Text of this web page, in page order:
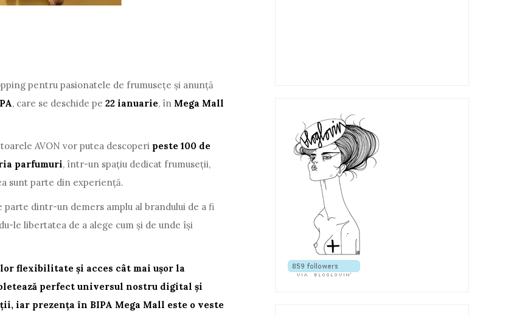
pentru pasionatele de frumusețe și anunță
, care se deschide pe22 ianuarie, în Mega Mall
AVON vor putea descoperi peste 100 de
parfumuri, într-un spațiu dedicat frumuseții,
sunt parte din experiență.
parte dintr-un demers amplu al brandului de a fi
le libertatea de a alege cum și de unde își
flexibilitate și acces cât mai ușor la
perfect universul nostru digital și
iar prezența în BIPA Mega Mall este o veste